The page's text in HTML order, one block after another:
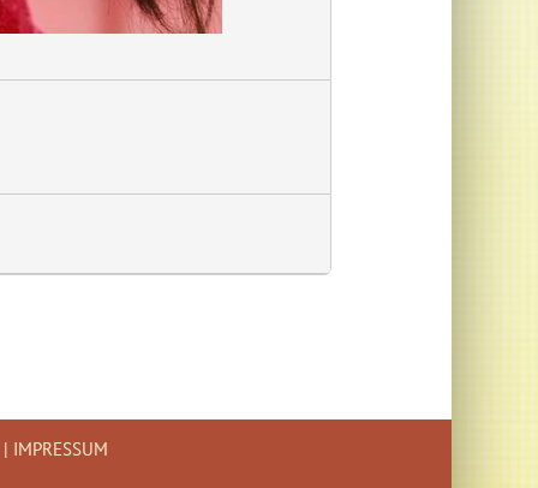
| IMPRESSUM